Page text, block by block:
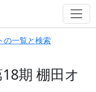
の一覧と検索
期 棚田オ